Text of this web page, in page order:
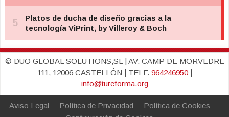
© DUO GLOBAL SOLUTIONS,SL | AV. CAMP DE MORVEDRE
111, 12006 CASTELLÓN | TELF. 964246950|
info@tureforma.org
Aviso Legal Política de Privacidad
Política de Cookies